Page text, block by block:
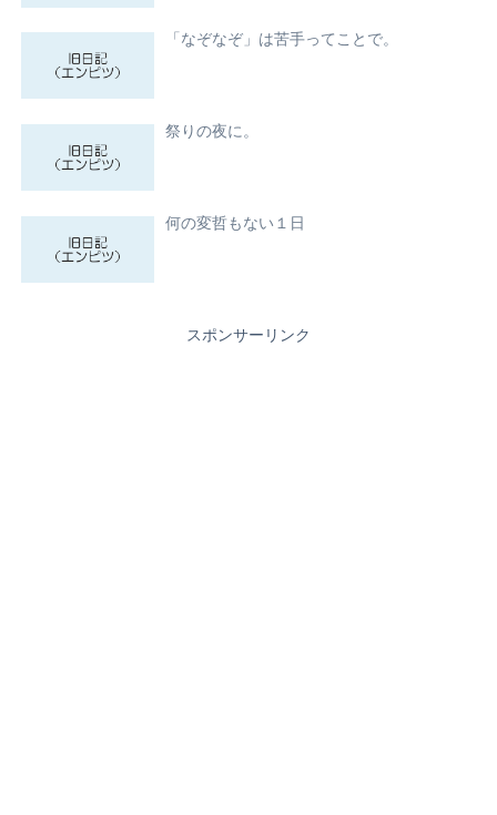
「なぞなぞ」は苦手ってことで。
祭りの夜に。
何の変哲もない１日
スポンサーリンク